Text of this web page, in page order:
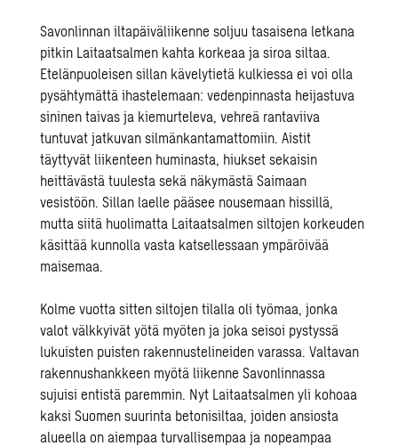
Savonlinnan iltapäiväliikenne soljuu tasaisena letkana
pitkin Laitaatsalmen kahta korkeaa ja siroa siltaa.
Etelänpuoleisen sillan kävelytietä kulkiessa ei voi olla
pysähtymättä ihastelemaan: vedenpinnasta heijastuva
sininen taivas ja kiemurteleva, vehreä rantaviiva
tuntuvat jatkuvan silmänkantamattomiin. Aistit
täyttyvät liikenteen huminasta, hiukset sekaisin
heittävästä tuulesta sekä näkymästä Saimaan
vesistöön. Sillan laelle pääsee nousemaan hissillä,
mutta siitä huolimatta Laitaatsalmen siltojen korkeuden
käsittää kunnolla vasta katsellessaan ympäröivää
maisemaa.
Kolme vuotta sitten siltojen tilalla oli työmaa, jonka
valot välkkyivät yötä myöten ja joka seisoi pystyssä
lukuisten puisten rakennustelineiden varassa. Valtavan
rakennushankkeen myötä liikenne Savonlinnassa
sujuisi entistä paremmin. Nyt Laitaatsalmen yli kohoaa
kaksi Suomen suurinta betonisiltaa, joiden ansiosta
alueella on aiempaa turvallisempaa ja nopeampaa